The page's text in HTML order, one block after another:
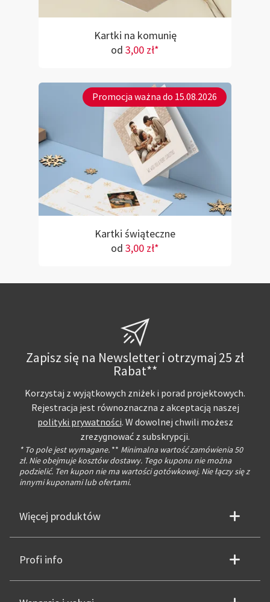
Kartki na komunię
od 3,00 zł*
Promocja ważna do 15.08.2026
Kartki świąteczne
od 3,00 zł*
Zapisz się na Newsletter i otrzymaj 25 zł
Rabat**
Korzystaj z wyjątkowych zniżek i porad projektowych.
Rejestracja jest równoznaczna z akceptacją naszej
polityki prywatności. W dowolnej chwili możesz
zrezygnować z subskrypcji.
* To pole jest wymagane. ** Minimalna wartość zamówienia 50
zł. Nie obejmuje kosztów dostawy. Tego kuponu nie można
podzielić. Ten kupon nie ma wartości gotówkowej. Nie łączy się z
innymi kuponami lub ofertami.
Więcej produktów
Profi info